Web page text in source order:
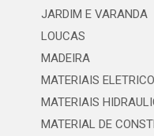
JARDIM E VARANDA
LOUCAS
MADEIRA
MATERIAIS
MATERIAIS
MATERIAL DE